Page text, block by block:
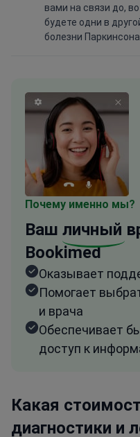
Какая
диагностики и
вами на связи до,
будете одни в
болезни Паркинсона.
Почему именно мы?
Ваш личный
Bookimed
Оказывает
Помогает
и врача
Обеспечивает
доступ к